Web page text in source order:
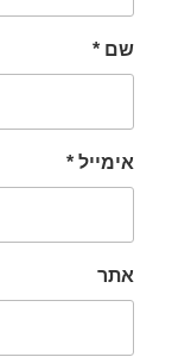
שם *
אימייל *
אתר